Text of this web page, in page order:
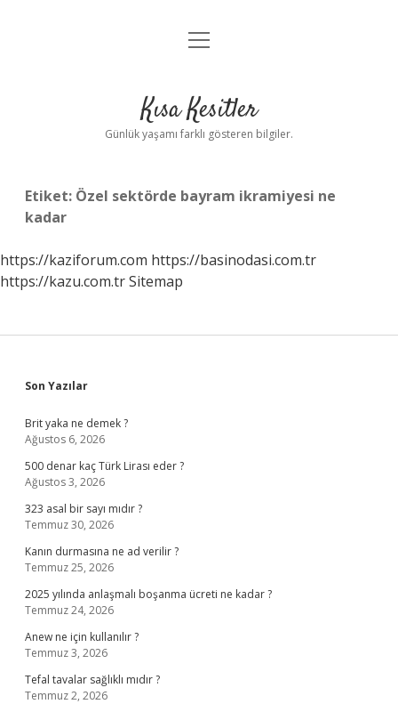
Anasayfa
Yasal Uyarı
menüyü
Kısa Kesitler
Günlük yaşamı farklı gösteren bilgiler.
Etiket: Özel sektörde bayram ikramiyesi ne
kadar
https://kaziforum.com https://basinodasi.com.tr
https://kazu.com.trSitemap
Sidebar
Son Yazılar
Brit yaka ne demek ?
Ağustos 6, 2026
500 denar kaç Türk Lirası eder ?
Ağustos 3, 2026
323 asal bir sayı mıdır ?
Temmuz 30, 2026
Kanın durmasına ne ad verilir ?
Temmuz 25, 2026
2025 yılında anlaşmalı boşanma ücreti ne kadar ?
Temmuz 24, 2026
Anew ne için kullanılır ?
Temmuz 3, 2026
Tefal tavalar sağlıklı mıdır ?
Temmuz 2, 2026